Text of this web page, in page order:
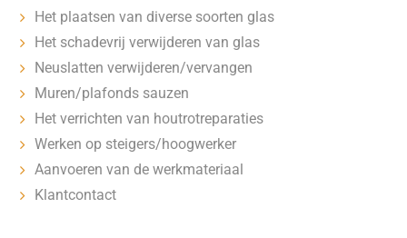
Het plaatsen van diverse soorten glas
Het schadevrij verwijderen van glas
Neuslatten verwijderen/vervangen
Muren/plafonds sauzen
Het verrichten van houtrotreparaties
Werken op steigers/hoogwerker
Aanvoeren van de werkmateriaal
Klantcontact